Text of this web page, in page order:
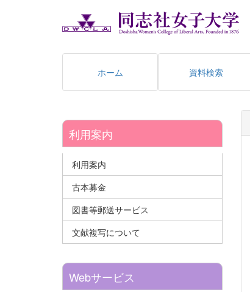
ホーム 資料検索
利用案内
利用案内
古本募金
図書等郵送サービス
文献複写について
Webサービス